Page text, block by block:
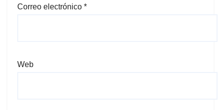
Correo electrónico *
Web